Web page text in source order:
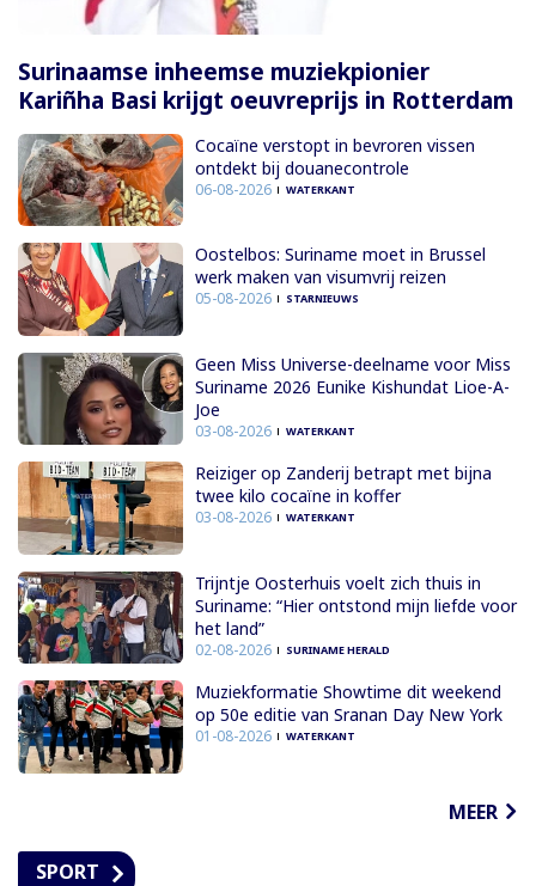
Surinaamse inheemse muziekpionier
Kariñha Basi krijgt oeuvreprijs in Rotterdam
Cocaïne verstopt in bevroren vissen
ontdekt bij douanecontrole
06-08-2026 WATERKANT
Oostelbos: Suriname moet in Brussel
werk maken van visumvrij reizen
05-08-2026 STARNIEUWS
Geen Miss Universe-deelname voor Miss
Suriname 2026 Eunike Kishundat Lioe-A-
Joe
03-08-2026 WATERKANT
Reiziger op Zanderij betrapt met bijna
twee kilo cocaïne in koffer
03-08-2026 WATERKANT
Trijntje Oosterhuis voelt zich thuis in
Suriname: “Hier ontstond mijn liefde voor
het land”
02-08-2026 SURINAME HERALD
Muziekformatie Showtime dit weekend
op 50e editie van Sranan Day New York
01-08-2026 WATERKANT
MEER
SPORT